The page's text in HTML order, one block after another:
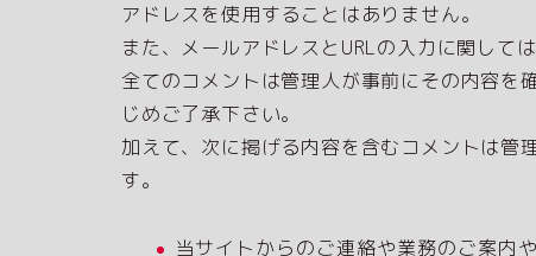
アドレスを使用することはありません。
また、メールアドレスとURLの入力に関して
全てのコメントは管理人が事前にその内容を
じめご了承下さい。
加えて、次に掲げる内容を含むコメントは管
す。
当サイトからのご連絡や業務のご案内